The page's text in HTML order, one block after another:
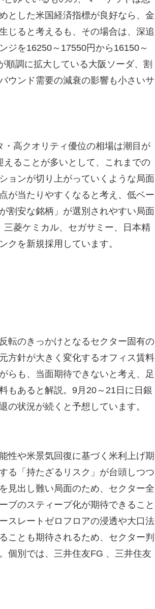
とした米国経済指標が良好なら、金
じると考えるも、その場合は、深追
ジを16250～17550円から16150～
調に拡大している大阪ソーダ、割
ウンド需要の減衰の影響も小さいサ
高クオリティ優位の相場は潮目が
ることが多いとして、これまでの
ョンが切り上がっていくような局面
が当たりやすくなると考え、低ベー
割安な銘柄」が選別されやすい局面
菱ケミカル、セガサミー、日本精
クを新規採用しています。
転のきっかけとなるセクター固有の
方針が大きく変化するオフィス賃料
らも、当面期待できないと考え、足
もあると解説。9月20～21日に日銀
状況が続くと予想しています。
性や米景気回復に基づく米利上げ期
る「持たざるリスク」が台頭しつつ
見出し難い局面のため、セクター全
ブのスティープ化が期待できること
スレートゼロフロアの浸透や大口法
ことも期待されるため、セクター判
個別では、三井住友FG 、三井住友